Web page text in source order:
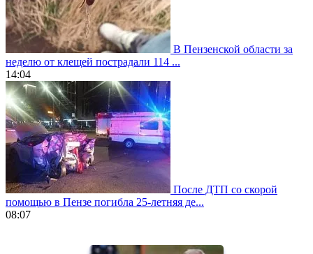
В Пензенской области за
неделю от клещей пострадали 114 ...
14:04
После ДТП со скорой
помощью в Пензе погибла 25-летняя де...
08:07